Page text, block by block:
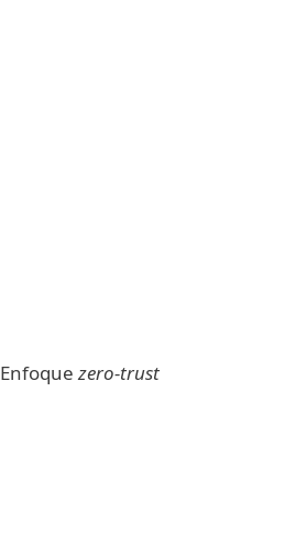
Enfoquezero-trust